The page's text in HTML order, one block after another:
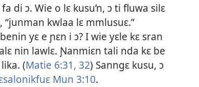
di ɔ. Wie o lɛ kusu’n, ɔ ti fluwa silɛ
“junman kwlaa lɛ mmlusuɛ.”
yɛ e ɲɛn i ɔ? I wie yɛle kɛ sran
nin lawlɛ. Ɲanmiɛn tali nda kɛ be
(Matie 6:31, 32) Sanngɛ kusu, ɔ
Mun 3:10.